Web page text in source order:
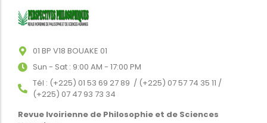
01 BP V18 BOUAKE 01
Sun - Sat : 9:00 AM - 17:00 PM
Tél : (+225) 01 53 69 27 89 / (+225) 07 57 74 35 11 /
(+225) 07 47 93 73 34
Revue Ivoirienne de Philosophie et de Sciences